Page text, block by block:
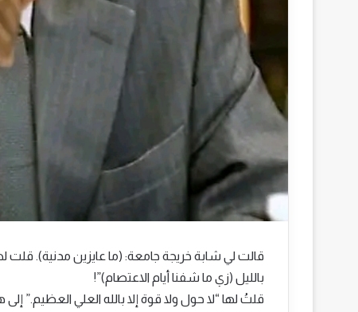
قالت لي شابة خريجة جامعة: (ما عايزين مدنية). قلت
بالليل (زي ما شفنا أيام الاعتصام)”!
قلتُ لها “لا حول ولا قوة إلا بالله العلي العظيم.”